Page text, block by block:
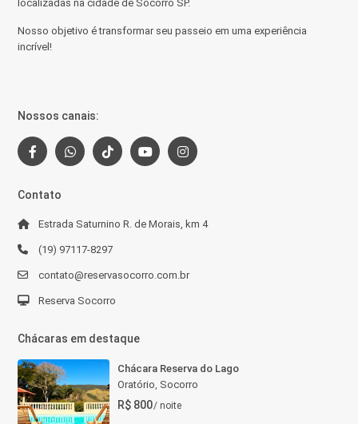
localizadas na cidade de Socorro SP.
Nosso objetivo é transformar seu passeio em uma experiência
incrível!
Nossos canais:
Contato
Estrada Saturnino R. de Morais, km 4
(19) 97117-8297
contato@reservasocorro.com.br
Reserva Socorro
Chácaras em destaque
Chácara Reserva do Lago
Oratório, Socorro
R$ 800/ noite